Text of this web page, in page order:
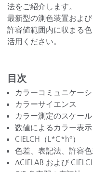
法をご紹介します。
最新型の測色装置およ
許容値範囲内に収まる
活用ください。
目次
カラーコミュニケー
カラーサイエンス
カラー測定のスケール
数値によるカラー表示
CIELCH（L*C*h°）
色差、表記法、許容
ΔCIELAB および